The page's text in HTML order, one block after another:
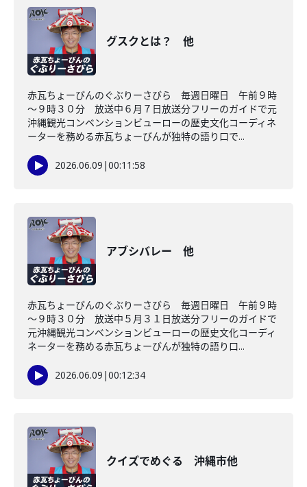
グスクとは？ 他
赤瓦ちょーびんのぐぶりーさびら 毎週日曜日 午前９時
～９時３０分 放送中６月７日放送分フリーのガイドで元
沖縄観光コンベンションビューローの歴史文化コーディネ
ーターを務める赤瓦ちょーびんが独特の語り口で...
2026.06.09 |00:11:58
アブシバレー 他
赤瓦ちょーびんのぐぶりーさびら 毎週日曜日 午前９時
～９時３０分 放送中５月３１日放送分フリーのガイドで
元沖縄観光コンベンションビューローの歴史文化コーディ
ネーターを務める赤瓦ちょーびんが独特の語り口...
2026.06.09 |00:12:34
クイズでめぐる 沖縄市他